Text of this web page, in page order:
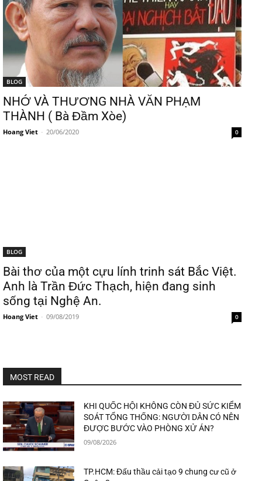
BLOG
NHỚ VÀ THƯƠNG NHÀ VĂN PHẠM
THÀNH ( Bà Đầm Xòe)
Hoang Viet - 20/06/2020 0
BLOG
Bài thơ của một cựu lính trinh sát Bắc Việt.
Anh là Trần Đức Thạch, hiện đang sinh
sống tại Nghệ An.
Hoang Viet - 09/08/2019 0
MOST READ
KHI QUỐC HỘI KHÔNG CÒN ĐỦ SỨC KIỂM
SOÁT TỔNG THỐNG: NGƯỜI DÂN CÓ NÊN
ĐƯỢC BƯỚC VÀO PHÒNG XỬ ÁN?
09/08/2026
TP.HCM: Đấu thầu cải tạo 9 chung cư cũ ở